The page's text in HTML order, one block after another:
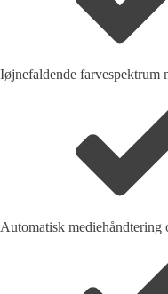
Iøjnefaldende
Automatisk